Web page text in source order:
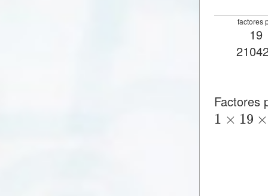
factores
19
Factores
1 × 19 ×